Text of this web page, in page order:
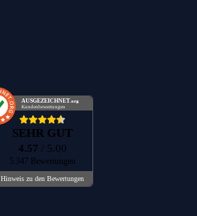
AUSGEZEICHNET .org
Kundenbewertungen
SEHR GUT
4.57 / 5.00
5.347 Bewertungen
Hinweis zu den Bewertungen